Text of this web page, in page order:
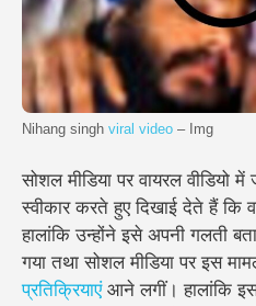
Nihang singh viral video – Img
सोशल मीडिया पर वायरल वीडियो
स्वीकार करते हुए दिखाई देते हैं कि
हालांकि उन्होंने इसे अपनी गलती
गया तथा सोशल मीडिया पर इस
प्रतिक्रियाएंआने लगीं।हालांकि